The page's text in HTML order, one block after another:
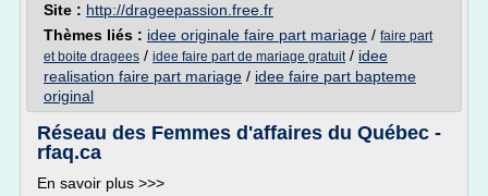
Site : http://drageepassion.free.fr
Thèmes liés : idee originale faire part mariage / faire part
et boite dragees / idee faire part de mariage gratuit/ idee
realisation faire part mariage / idee faire part bapteme
original
Réseau des Femmes d'affaires du Québec -
rfaq.ca
En savoir plus >>>